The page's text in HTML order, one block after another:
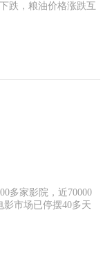
跌，粮油价格涨跌互
多家影院，近70000
市场已停摆40多天